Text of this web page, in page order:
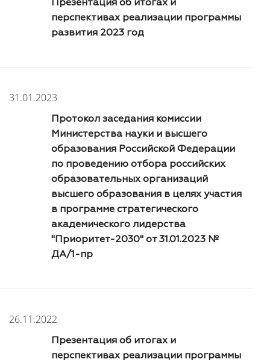
перспективах реализации программы
развития 2023 год
31.01.2023
Протокол заседания комиссии
Министерства науки и высшего
образования Российской Федерации
по проведению отбора российских
образовательных организаций
высшего образования в целях участия
в программе стратегического
академического лидерства
"Приоритет-2030" от 31.01.2023 №
ДА/1-пр
26.11.2022
Презентация об итогах и
перспективах реализации программы